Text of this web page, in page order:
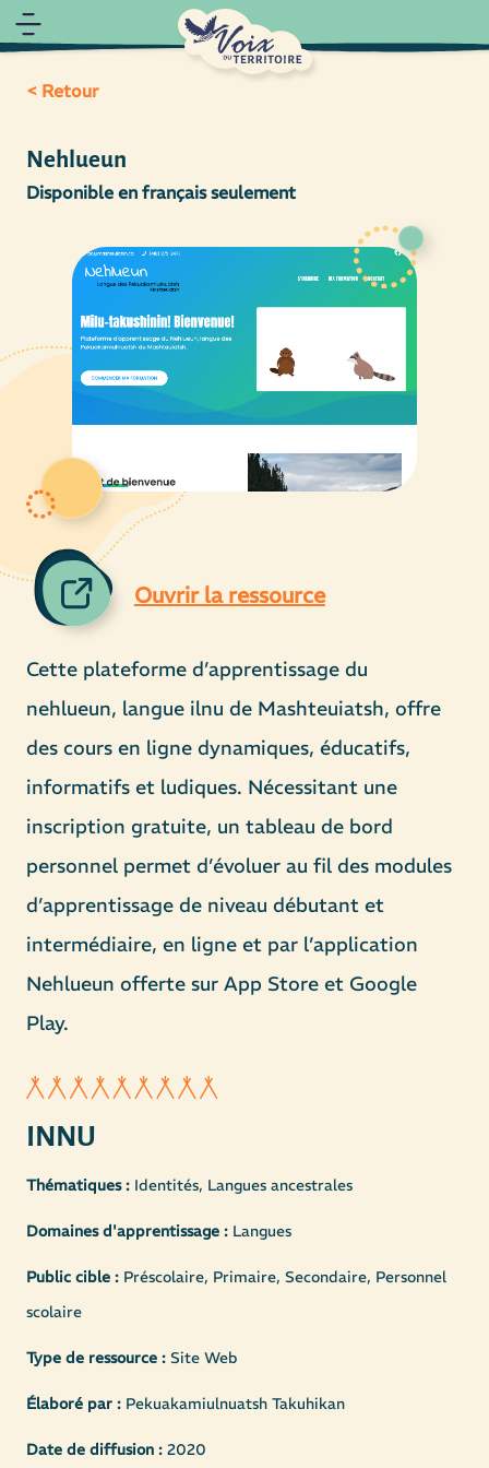
< Retour
Nehlueun
Disponible en français seulement
Ouvrir la ressource
Cette plateforme d’apprentissage du
nehlueun, langue ilnu de Mashteuiatsh, offre
des cours en ligne dynamiques, éducatifs,
informatifs et ludiques. Nécessitant une
inscription gratuite, un tableau de bord
personnel permet d’évoluer au fil des modules
d’apprentissage de niveau débutant et
intermédiaire, en ligne et par l’application
Nehlueun offerte sur App Store et Google
Play.
INNU
Thématiques : Identités, Langues ancestrales
Domaines d'apprentissage : Langues
Public cible : Préscolaire, Primaire, Secondaire, Personnel
scolaire
Type de ressource : Site Web
Élaboré par : Pekuakamiulnuatsh Takuhikan
Date de diffusion : 2020